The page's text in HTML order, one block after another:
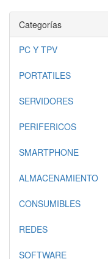
Categorías
PC Y TPV
PORTATILES
SERVIDORES
PERIFERICOS
SMARTPHONE
ALMACENAMIENTO
CONSUMIBLES
REDES
SOFTWARE